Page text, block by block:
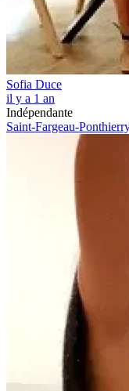
Sofia Duce
il y a 1 an
Indépendante
Saint-Fargeau-